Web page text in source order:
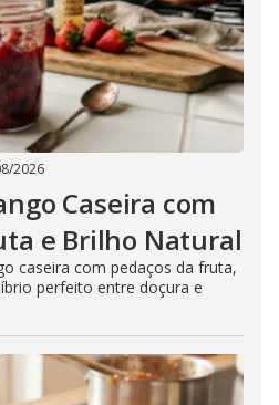
2026
Caseira com
e Brilho Natural
caseira com pedaços da fruta,
perfeito entre doçura e